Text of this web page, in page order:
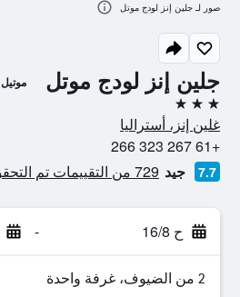
جلين إنز لودج موتل موتيل
3 نجوم
غلين إنز، أستراليا
+61 267 323 266
7.7 جيد 729 من التقييمات تم التحقق منها
ح 16/8 -
2 من الضيوف، غرفة واحدة
صور لـ جلين إنز لودج موتل